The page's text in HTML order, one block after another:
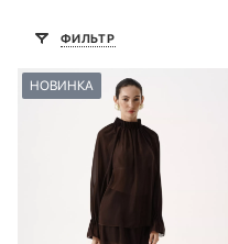
ФИЛЬТР
НОВИНКА